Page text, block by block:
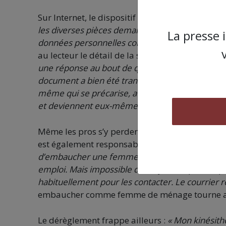
Sur Internet, le dispositif change au fil des
les diverses pièces demandées qui ne sont
données personnelles concernant l’enfant de
au lecteur le détail de la spirale kafkaïenne.
une réponse au bout de quelques jours, puis
document a bien été transféré au service
même qui se précarise, avec des agents qui
et deviennent eux-mêmes des robots de
Même les pros s’y perdent. Et en bout de
est également responsable associative de la
d’embaucher une femme de ménage »
emploi. Mais impossible de les joindre par
habituellement pour les contacter. Le courrier
embaucher comme femme de ménage tourne
Le dérèglement frappe ailleurs : « Mon
La